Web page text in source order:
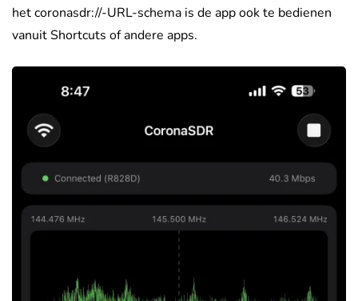
het coronasdr://-URL-schema is de app ook te bedienen
vanuit Shortcuts of andere apps.